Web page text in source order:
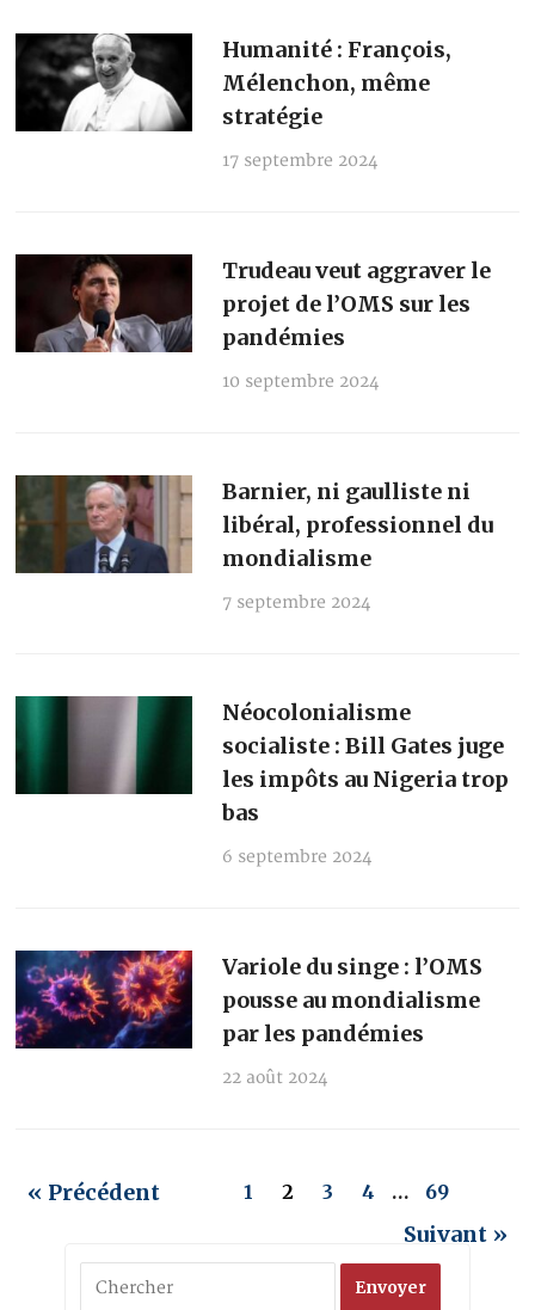
Humanité : François,
Mélenchon, même
stratégie
17 septembre 2024
Trudeau veut aggraver le
projet de l’OMS sur les
pandémies
10 septembre 2024
Barnier, ni gaulliste ni
libéral, professionnel du
mondialisme
7 septembre 2024
Néocolonialisme
socialiste : Bill Gates juge
les impôts au Nigeria trop
bas
6 septembre 2024
Variole du singe : l’OMS
pousse au mondialisme
par les pandémies
22 août 2024
« Précédent 1 2 3 4 … 69
Suivant »